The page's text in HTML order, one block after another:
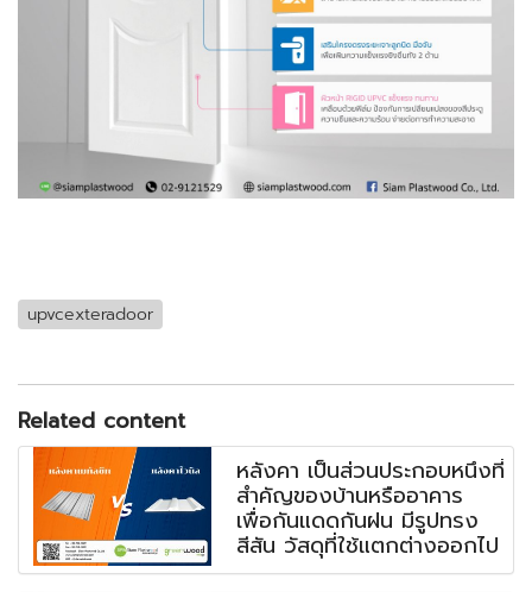
upvcexteradoor
Related content
หลังคา เป็นส่วนประกอบหนึ่งที่
สำคัญของบ้านหรืออาคาร
เพื่อกันแดดกันฝน มีรูปทรง
สีสัน วัสดุที่ใช้แตกต่างออกไป